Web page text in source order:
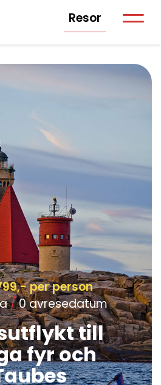
Resor
per person
/0 avresedatum
till
fyr och